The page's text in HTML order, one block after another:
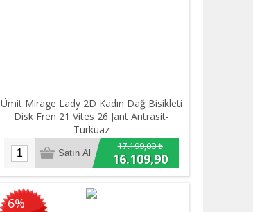
Ümit Mirage Lady 2D Kadın Dağ Bisikleti
Disk Fren 21 Vites 26 Jant Antrasit-
Turkuaz
17.199,00 ₺
16.109,90
₺
6%